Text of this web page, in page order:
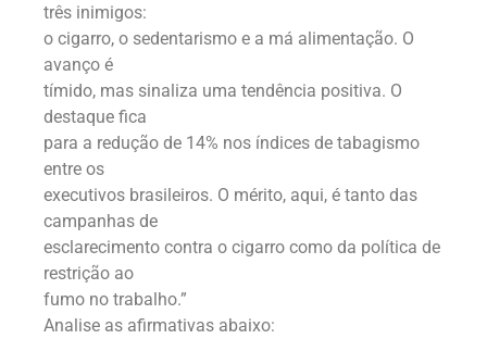
três inimigos:
o cigarro, o sedentarismo e a má alimentação. O
avanço é
tímido, mas sinaliza uma tendência positiva. O
destaque fica
para a redução de 14% nos índices de tabagismo
entre os
executivos brasileiros. O mérito, aqui, é tanto das
campanhas de
esclarecimento contra o cigarro como da política de
restrição ao
fumo no trabalho.”
Analise as afirmativas abaixo: